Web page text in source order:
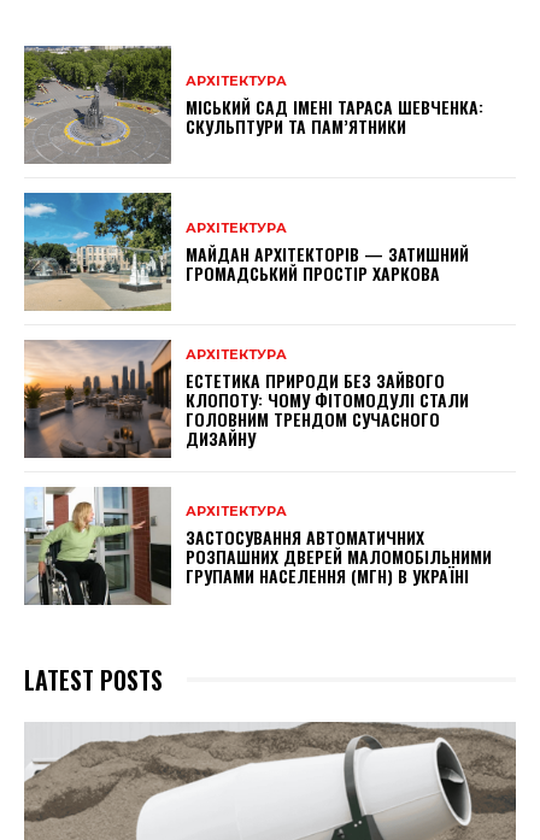
АРХІТЕКТУРА
МІСЬКИЙ САД ІМЕНІ ТАРАСА ШЕВЧЕНКА:
СКУЛЬПТУРИ ТА ПАМ’ЯТНИКИ
АРХІТЕКТУРА
МАЙДАН АРХІТЕКТОРІВ — ЗАТИШНИЙ
ГРОМАДСЬКИЙ ПРОСТІР ХАРКОВА
АРХІТЕКТУРА
ЕСТЕТИКА ПРИРОДИ БЕЗ ЗАЙВОГО
КЛОПОТУ: ЧОМУ ФІТОМОДУЛІ СТАЛИ
ГОЛОВНИМ ТРЕНДОМ СУЧАСНОГО
ДИЗАЙНУ
АРХІТЕКТУРА
ЗАСТОСУВАННЯ АВТОМАТИЧНИХ
РОЗПАШНИХ ДВЕРЕЙ МАЛОМОБІЛЬНИМИ
ГРУПАМИ НАСЕЛЕННЯ (МГН) В УКРАЇНІ
LATEST POSTS